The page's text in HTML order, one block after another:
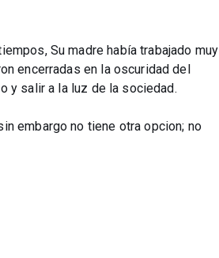
Su madre había trabajado muy
encerradas en la oscuridad del
y salir a la luz de la sociedad.
embargo no tiene otra opcion; no